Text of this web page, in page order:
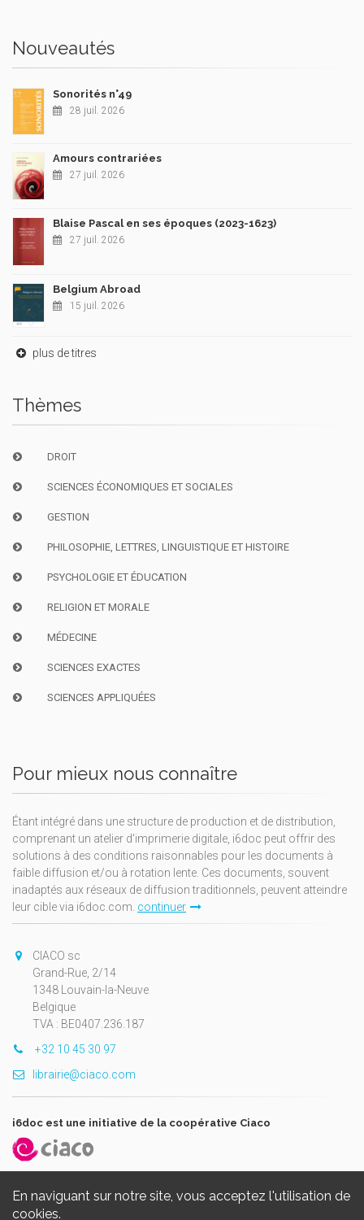
En naviguant sur notre site, vous acceptez l'utilisation de
cookies.
Nouveautés
Sonorités n°49
28 juil. 2026
Amours contrariées
27 juil. 2026
Blaise Pascal en ses époques (2023-1623)
27 juil. 2026
Belgium Abroad
15 juil. 2026
plus de titres
Thèmes
DROIT
SCIENCES ÉCONOMIQUES ET SOCIALES
GESTION
PHILOSOPHIE, LETTRES, LINGUISTIQUE ET HISTOIRE
PSYCHOLOGIE ET ÉDUCATION
RELIGION ET MORALE
MÉDECINE
SCIENCES EXACTES
SCIENCES APPLIQUÉES
Pour mieux nous connaître
Étant intégré dans une structure de production et de distribution,
comprenant un atelier d'imprimerie digitale, i6doc peut offrir des
solutions à des conditions raisonnables pour les documents à
faible diffusion et/ou à rotation lente. Ces documents, souvent
inadaptés aux réseaux de diffusion traditionnels, peuvent atteindre
leur cible via i6doc.com. continuer
CIACO sc
Grand-Rue, 2/14
1348 Louvain-la-Neuve
Belgique
TVA : BE0407.236.187
+32 10 45 30 97
librairie@ciaco.com
i6doc est une initiative de la coopérative Ciaco